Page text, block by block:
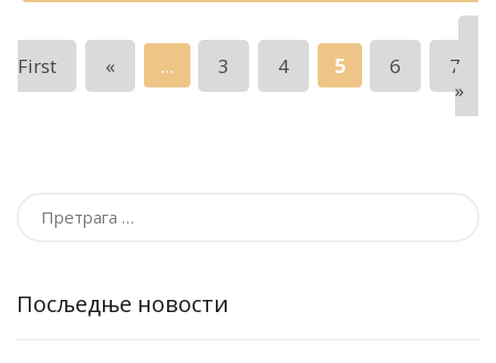
First
« ... 3 4 5 6
7
»
Посљедње новости